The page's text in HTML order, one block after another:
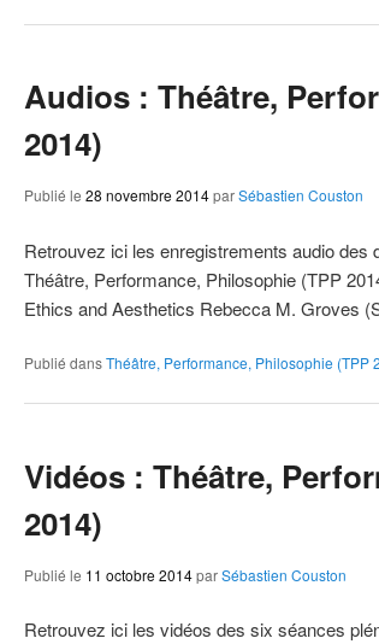
Audios : Théâtre,
2014)
Publié le 28 novembre 2014parSébastien Couston
Retrouvez ici les enregistrements audio des
Théâtre, Performance, Philosophie (TPP
Ethics and Aesthetics Rebecca M. Groves
Publié dansThéâtre, Performance, Philosophie (TPP
Vidéos : Théâtre,
2014)
Publié le 11 octobre 2014parSébastien Couston
Retrouvez ici les vidéos des six séances